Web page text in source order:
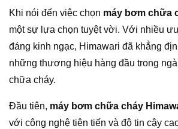
Khi nói đến việc chọn máy bơm chữa
một sự lựa chọn tuyệt vời. Với nhiều
đáng kinh ngạc, Himawari đã khẳng
những thương hiệu hàng đầu trong
chữa cháy.
Đầu tiên, máy bơm chữa cháy
với công nghệ tiên tiến và độ tin cậy